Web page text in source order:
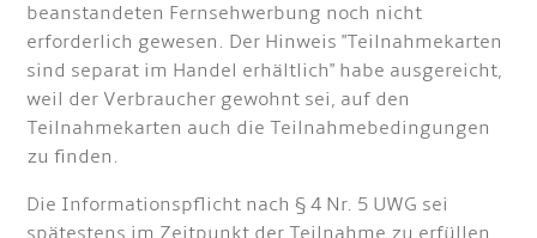
beanstandeten Fernsehwerbung noch nicht
erforderlich gewesen. Der Hinweis "Teilnahmekarten
sind separat im Handel erhältlich" habe ausgereicht,
weil der Verbraucher gewohnt sei, auf den
Teilnahmekarten auch die Teilnahmebedingungen
zu finden.
Die Informationspflicht nach § 4 Nr. 5 UWG sei